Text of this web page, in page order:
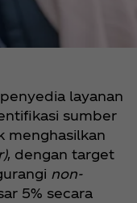
layanan
sumber
menghasilkan
, dengan target
non-
5% secara